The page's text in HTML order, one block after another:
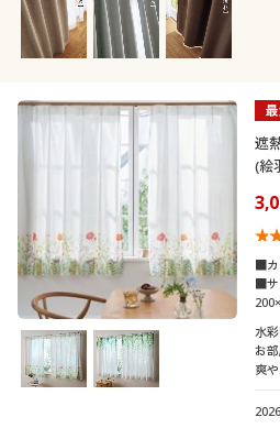
遮
(絵
■カ
■サ
水
お
爽
た
せ